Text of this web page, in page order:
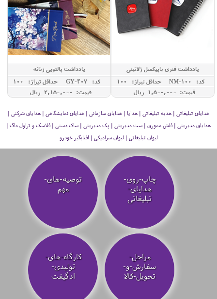
یادداشت فنری باپیکسل ژلاتینی
کد: NM-100
حداقل تيراژ: 100
قیمت: 1,500,000 ريال
یادداشت پالتویی زنانه
کد: GY-407
حداقل تيراژ: 100
قیمت: 2,150,000 ريال
هدایای تبلیغاتی | هدیه تبلیغاتی | هدایا | هدایای سازمانی | هدایای نمایشگاهی | هدایای شرکتی |
هدایای مدیریتی | فلش مموری | ست مدیریتی | پک مدیریتی | ساک دستی | فلاسک و تراول ماگ |
لیوان تبلیغاتی | لیوان سرامیکی | آفتابگیر خودرو
چاپ-روی-
هدایای-
تبلیغاتی
توصیه‌-های-
مهم
مراحل-
سفارش-و-
تحویل-کالا
کارگاه-های-
تولیدی-
ادگیفت